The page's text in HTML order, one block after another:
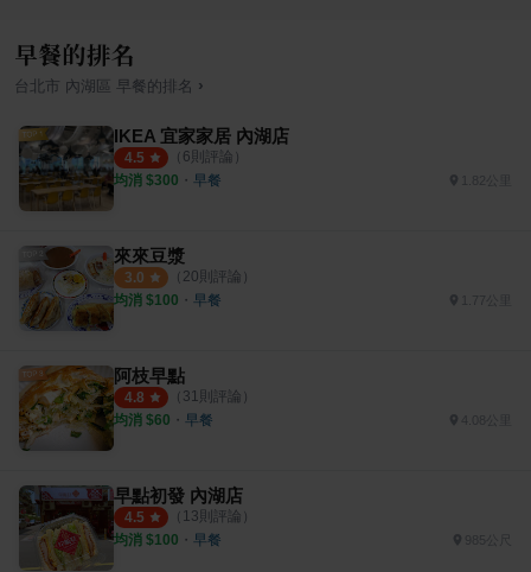
早餐的排名
台北市 內湖區 早餐的排名 ›
IKEA 宜家家居 內湖店
4.5 （ 6則評論）
均消 $300 ・ 早餐 1.82公里
來來豆漿
3.0 （ 20則評論）
均消 $100 ・ 早餐 1.77公里
阿枝早點
4.8 （ 31則評論）
均消 $60 ・ 早餐 4.08公里
早點初發 內湖店
4.5 （ 13則評論）
均消 $100 ・ 早餐 985公尺